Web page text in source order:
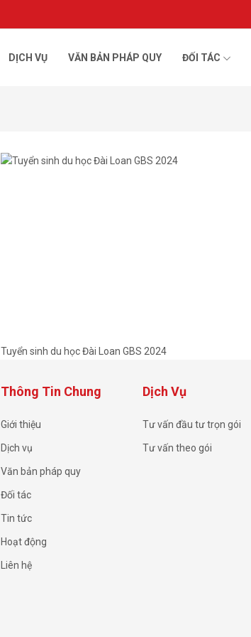
DỊCH VỤ VĂN BẢN PHÁP QUY ĐỐI TÁC
Tuyển sinh du học Đài Loan GBS 2024
Thông Tin Chung
Giới thiệu
Dịch vụ
Văn bản pháp quy
Đối tác
Tin tức
Hoạt động
Liên hệ
Dịch Vụ
Tư vấn đầu tư trọn gói
Tư vấn theo gói